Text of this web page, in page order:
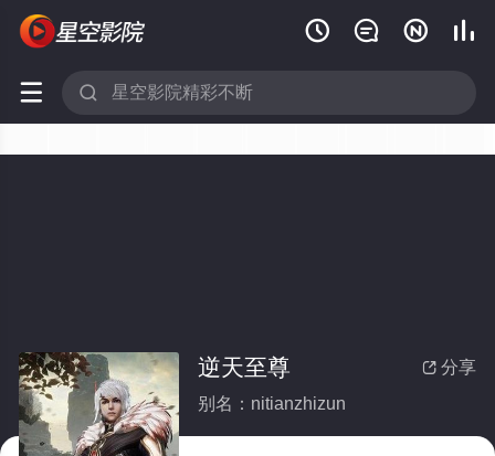
   
 
 分享
逆天至尊
别名：nitianzhizun